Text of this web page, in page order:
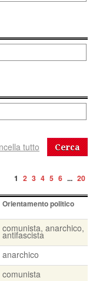
Cerca
1 2 3 4 5 6 ... 20
Orientamento politico
comunista, anarchico,
antifascista
anarchico
comunista